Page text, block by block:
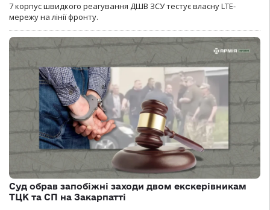
7 корпус швидкого реагування ДШВ ЗСУ тестує власну LTE-
мережу на лінії фронту.
Суд обрав запобіжні заходи двом екскерівникам
ТЦК та СП на Закарпатті